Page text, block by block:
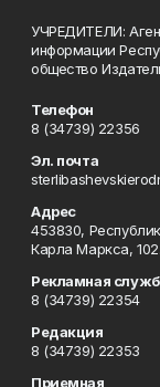
УЧРЕДИТЕЛИ:
информации
общество
Телефон
8 (34739) 22356
Эл. почта
Адрес
453830,
Карла Маркса, 102.
Рекламная
8 (34739) 22354
Редакция
8 (34739) 22353
Приемная